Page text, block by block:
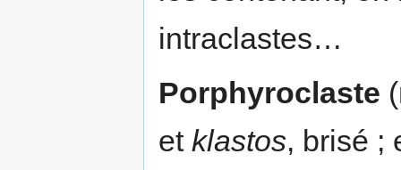
intraclastes…
Porphyroclaste
et klastos, brisé ;